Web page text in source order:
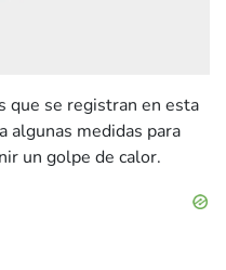
que se registran en esta
algunas medidas para
un golpe de calor.